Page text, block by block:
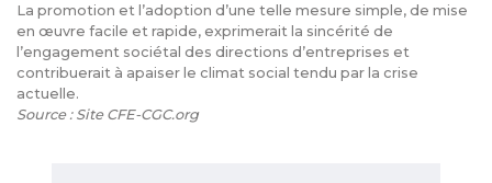
La promotion et l’adoption d’une telle mesure simple, de mise
en œuvre facile et rapide, exprimerait la sincérité de
l’engagement sociétal des directions d’entreprises et
contribuerait à apaiser le climat social tendu par la crise
actuelle.
Source : Site CFE-CGC.org